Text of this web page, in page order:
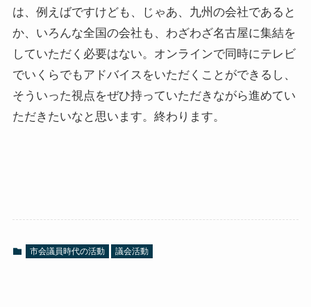
は、例えばですけども、じゃあ、九州の会社であると
か、いろんな全国の会社も、わざわざ名古屋に集結を
していただく必要はない。オンラインで同時にテレビ
でいくらでもアドバイスをいただくことができるし、
そういった視点をぜひ持っていただきながら進めてい
ただきたいなと思います。終わります。
市会議員時代の活動 議会活動